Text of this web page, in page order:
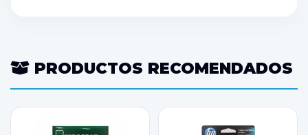
PRODUCTOS RECOMENDADOS